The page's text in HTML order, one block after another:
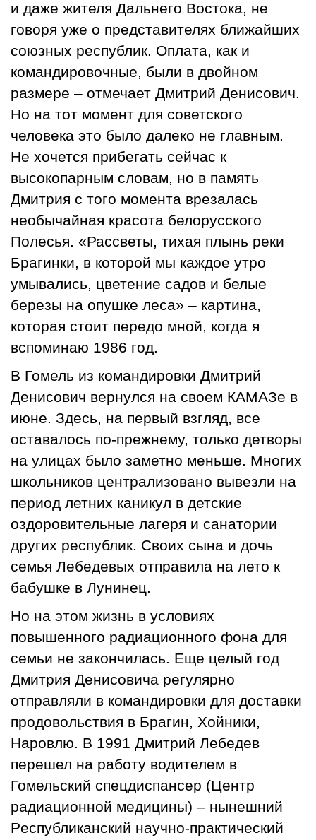
и даже жителя Дальнего Востока, не
говоря уже о представителях ближайших
союзных республик. Оплата, как и
командировочные, были в двойном
размере – отмечает Дмитрий Денисович.
Но на тот момент для советского
человека это было далеко не главным.
Не хочется прибегать сейчас к
высокопарным словам, но в память
Дмитрия с того момента врезалась
необычайная красота белорусского
Полесья. «Рассветы, тихая плынь реки
Брагинки, в которой мы каждое утро
умывались, цветение садов и белые
березы на опушке леса» – картина,
которая стоит передо мной, когда я
вспоминаю 1986 год.
В Гомель из командировки Дмитрий
Денисович вернулся на своем КАМАЗе в
июне. Здесь, на первый взгляд, все
оставалось по-прежнему, только детворы
на улицах было заметно меньше. Многих
школьников централизовано вывезли на
период летних каникул в детские
оздоровительные лагеря и санатории
других республик. Своих сына и дочь
семья Лебедевых отправила на лето к
бабушке в Лунинец.
Но на этом жизнь в условиях
повышенного радиационного фона для
семьи не закончилась. Еще целый год
Дмитрия Денисовича регулярно
отправляли в командировки для доставки
продовольствия в Брагин, Хойники,
Наровлю. В 1991 Дмитрий Лебедев
перешел на работу водителем в
Гомельский спецдиспансер (Центр
радиационной медицины) – нынешний
Pеспубликанский научно-практический